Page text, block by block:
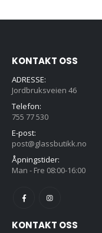
KONTAKT OSS
ADRESSE:
Jordbruksveien 46
Telefon:
755 77 530
E-post:
post@glassbutikk.no
Åpningstider:
Man - Fre 08:00-16:00
KONTAKT OSS